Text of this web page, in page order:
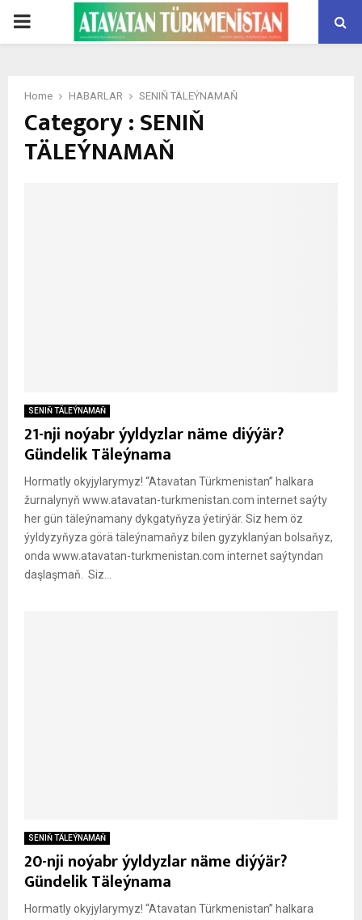
PRIMARY
Home HABARLAR SENIŇ TÄLEÝNAMAŇ
Category : SENIŇ
TÄLEÝNAMAŇ
SENIŇ TÄLEÝNAMAŇ
21-nji noýabr ýyldyzlar näme diýýär?
Gündelik Täleýnama
Hormatly okyjylarymyz! “Atavatan Türkmenistan” halkara
žurnalynyň www.atavatan-turkmenistan.com internet saýty
her gün täleýnamany dykgatyňyza ýetirýär. Siz hem öz
ýyldyzyňyza görä täleýnamaňyz bilen gyzyklanýan bolsaňyz,
onda www.atavatan-turkmenistan.com internet saýtyndan
daşlaşmaň. Siz...
SENIŇ TÄLEÝNAMAŇ
20-nji noýabr ýyldyzlar näme diýýär?
Gündelik Täleýnama
Hormatly okyjylarymyz! “Atavatan Türkmenistan” halkara